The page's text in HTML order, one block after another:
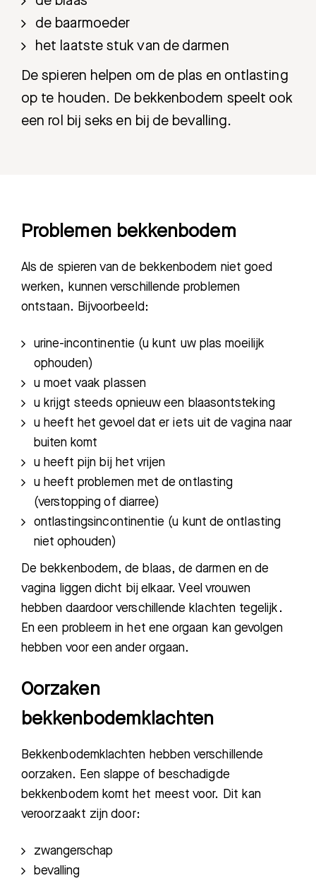
de baarmoeder
het laatste stuk van de darmen
De spieren helpen om de plas en ontlasting
op te houden. De bekkenbodem speelt ook
een rol bij seks en bij de bevalling.
Problemen bekkenbodem
Als de spieren van de bekkenbodem niet goed
werken, kunnen verschillende problemen
ontstaan. Bijvoorbeeld:
urine-incontinentie (u kunt uw plas moeilijk
ophouden)
u moet vaak plassen
u krijgt steeds opnieuw een blaasontsteking
u heeft het gevoel dat er iets uit de vagina naar
buiten komt
u heeft pijn bij het vrijen
u heeft problemen met de ontlasting
(verstopping of diarree)
ontlastingsincontinentie (u kunt de ontlasting
niet ophouden)
De bekkenbodem, de blaas, de darmen en de
vagina liggen dicht bij elkaar. Veel vrouwen
hebben daardoor verschillende klachten tegelijk.
En een probleem in het ene orgaan kan gevolgen
hebben voor een ander orgaan.
Oorzaken
bekkenbodemklachten
Bekkenbodemklachten hebben verschillende
oorzaken. Een slappe of beschadigde
bekkenbodem komt het meest voor. Dit kan
veroorzaakt zijn door:
zwangerschap
bevalling